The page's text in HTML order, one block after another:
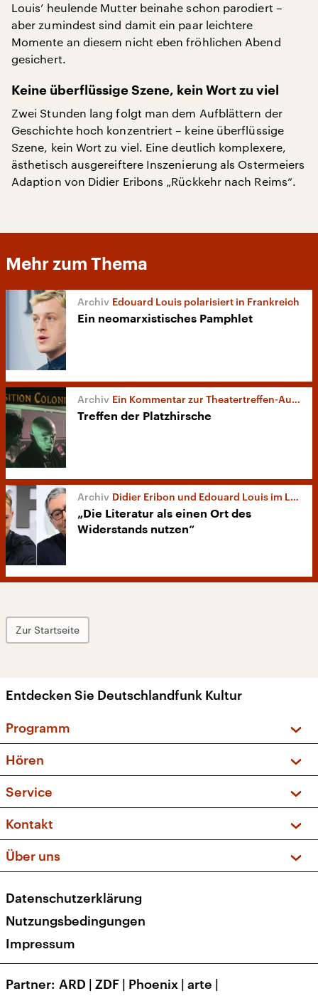
Louis’ heulende Mutter beinahe schon parodiert –
aber zumindest sind damit ein paar leichtere
Momente an diesem nicht eben fröhlichen Abend
gesichert.
Keine überflüssige Szene, kein Wort zu viel
Zwei Stunden lang folgt man dem Aufblättern der
Geschichte hoch konzentriert – keine überflüssige
Szene, kein Wort zu viel. Eine deutlich komplexere,
ästhetisch ausgereiftere Inszenierung als Ostermeiers
Adaption von Didier Eribons „Rückkehr nach Reims“.
Mehr zum Thema
Edouard Louis polarisiert in Frankreich
Ein neomarxistisches Pamphlet
Ein Kommentar zur Theatertreffen-Auswahl
Treffen der Platzhirsche
Didier Eribon und Edouard Louis im LCB
„Die Literatur als einen Ort des
Widerstands nutzen“
Zur Startseite
Entdecken Sie Deutschlandfunk Kultur
Programm
Sendungen und Podcasts
Musikliste
Kakadu – Das Kinderprogramm
Hören
Frequenzen (UKW + DAB+)
Service
FAQ
Apps
Newsletter
Veranstaltungen
Kontakt
Social Media
Über uns
Presse
Karriere
Transparenz
Datenschutzerklärung
Nutzungsbedingungen
Impressum
Partner ARD | ZDF | Phoenix | arte |